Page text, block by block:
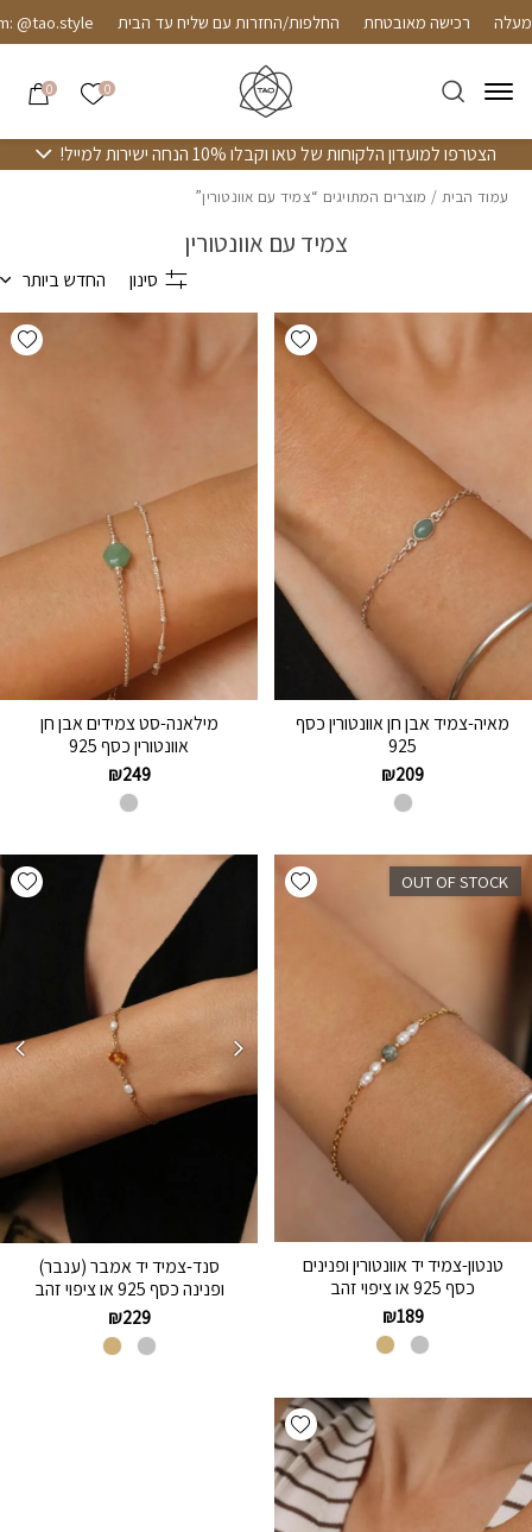
Skip to Contentרכישה מאובטחת החלפות/החזרות עם שליח עד הבית
0 הרשימה
0
הצטרפו למועדון הלקוחות של טאו וקבלו 10% הנחה ישירות למייל!
עמוד הבית / מוצרים המתויגים “צמיד עם אוונטורין”
צמיד עם אוונטורין
סינון החדש ביותר
Add wishlist
מאיה-צמיד אבן חן אוונטורין כסף
925
₪209
מילאנה-סט צמידים אבן חן
אוונטורין כסף 925
₪249
Add wishlist OUT OF STOCK
טנטון-צמיד יד אוונטורין ופנינים
כסף 925 או ציפוי זהב
₪189
סנד-צמיד יד אמבר (ענבר)
ופנינה כסף 925 או ציפוי זהב
₪229
Add wishlist
בחזרה למעלה